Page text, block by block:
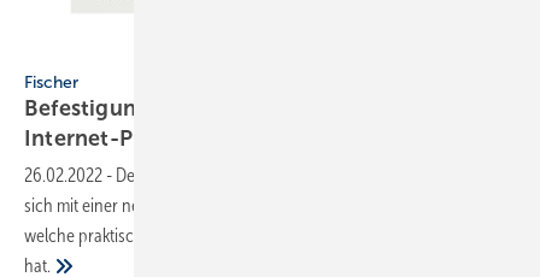
Fischer
Befestigungsspezialist überarbeitet
Internet-Präsenz
26.02.2022 - Der Spezialist für Befestigungs-Lösungen Fischer zeigt
sich mit einer neu gestalteten Website im Netz. Hier erfahren Sie,
welche praktischen Vorteile die neue Internet-Präsenz zu bieten
hat.